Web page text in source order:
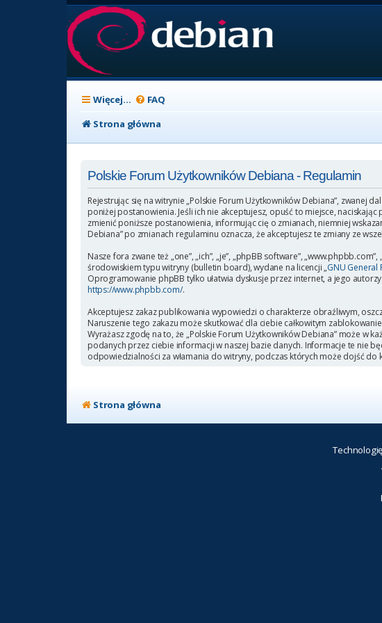
Więcej… FAQ
Strona główna
Polskie Forum Użytkowników Debiana - Regulamin
Rejestrując się na witrynie „Polskie Forum Użytkowników Debiana”, zwanej
poniżej postanowienia. Jeśli ich nie akceptujesz, opuść to miejsce,
zmienić poniższe postanowienia, informując cię o zmianach, niemniej
Debiana” po zmianach regulaminu oznacza, że akceptujesz te zmiany ze
Nasze fora zwane też „one”, „ich”, „je”, „phpBB software”,
środowiskiem typu witryny (bulletin board), wydane na licencji „GNU General
Oprogramowanie phpBB tylko ułatwia dyskusje przez internet, a jego
https://www.phpbb.com/.
Akceptujesz zakaz publikowania wypowiedzi o charakterze obraźliwym,
Naruszenie tego zakazu może skutkować dla ciebie całkowitym
Wyrażasz zgodę na to, że „Polskie Forum Użytkowników Debiana” może w
podanych przez ciebie informacji w naszej bazie danych. Informacje te nie
odpowiedzialności za włamania do witryny, podczas których może dojść do
Strona główna